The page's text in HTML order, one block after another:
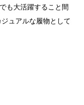
も大活躍すること間
ュアルな履物として